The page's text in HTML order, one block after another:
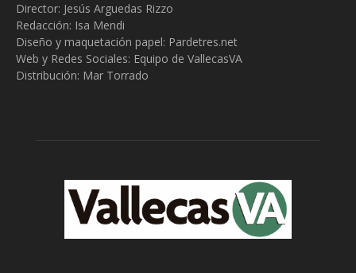
Director: Jesús Arguedas Rizzo
Redacción: Isa Mendi
Diseño y maquetación papel: Pardetres.net
Web y Redes Sociales: Equipo de VallecasVA
Distribución: Mar Torrado